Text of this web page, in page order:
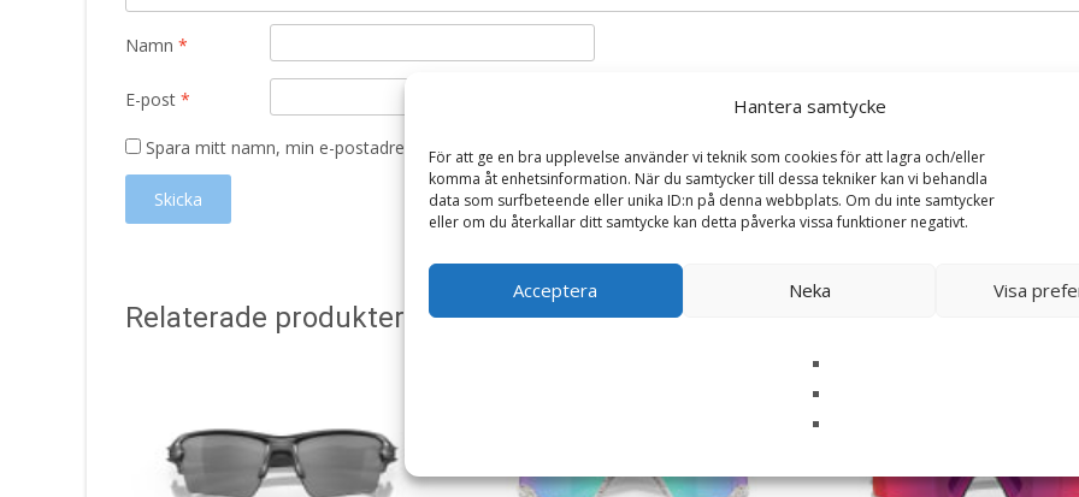
Hantera samtycke
För att ge en bra upplevelse använder vi teknik som cookies för att lagra och/eller
komma åt enhetsinformation. När du samtycker till dessa tekniker kan vi behandla
data som surfbeteende eller unika ID:n på denna webbplats. Om du inte samtycker
eller om du återkallar ditt samtycke kan detta påverka vissa funktioner negativt.
Acceptera Neka Visa
Namn *
E-post *
Spara mitt namn, min e-postadress och webbplats i denna webbläsare till nästa gång jag skriver en kommentar.
Relaterade produkter